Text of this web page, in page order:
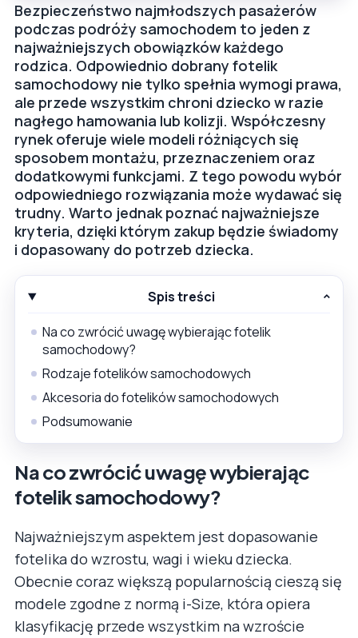
Bezpieczeństwo najmłodszych pasażerów
podczas podróży samochodem to jeden z
najważniejszych obowiązków każdego
rodzica. Odpowiednio dobrany fotelik
samochodowy nie tylko spełnia wymogi prawa,
ale przede wszystkim chroni dziecko w razie
nagłego hamowania lub kolizji. Współczesny
rynek oferuje wiele modeli różniących się
sposobem montażu, przeznaczeniem oraz
dodatkowymi funkcjami. Z tego powodu wybór
odpowiedniego rozwiązania może wydawać się
trudny. Warto jednak poznać najważniejsze
kryteria, dzięki którym zakup będzie świadomy
i dopasowany do potrzeb dziecka.
Spis treści
Na co zwrócić uwagę wybierając fotelik
samochodowy?
Rodzaje fotelików samochodowych
Akcesoria do fotelików samochodowych
Podsumowanie
Na co zwrócić uwagę wybierając
fotelik samochodowy?
Najważniejszym aspektem jest dopasowanie
fotelika do wzrostu, wagi i wieku dziecka.
Obecnie coraz większą popularnością cieszą się
modele zgodne z normą i-Size, która opiera
klasyfikację przede wszystkim na wzroście